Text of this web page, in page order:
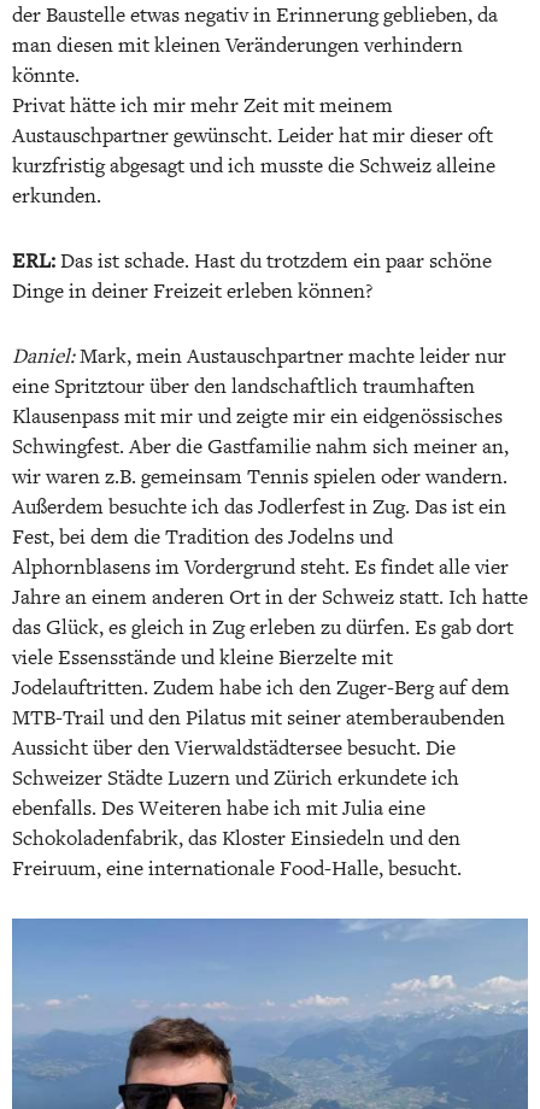
der Baustelle etwas negativ in Erinnerung geblieben, da
man diesen mit kleinen Veränderungen verhindern
könnte.
Privat hätte ich mir mehr Zeit mit meinem
Austauschpartner gewünscht. Leider hat mir dieser oft
kurzfristig abgesagt und ich musste die Schweiz alleine
erkunden.
ERL:Das ist schade. Hast du trotzdem ein paar schöne
Dinge in deiner Freizeit erleben können?
Daniel:Mark, mein Austauschpartner machte leider nur
eine Spritztour über den landschaftlich traumhaften
Klausenpass mit mir und zeigte mir ein eidgenössisches
Schwingfest. Aber die Gastfamilie nahm sich meiner an,
wir waren z.B. gemeinsam Tennis spielen oder wandern.
Außerdem besuchte ich das Jodlerfest in Zug. Das ist ein
Fest, bei dem die Tradition des Jodelns und
Alphornblasens im Vordergrund steht. Es findet alle vier
Jahre an einem anderen Ort in der Schweiz statt. Ich hatte
das Glück, es gleich in Zug erleben zu dürfen. Es gab dort
viele Essensstände und kleine Bierzelte mit
Jodelauftritten. Zudem habe ich den Zuger-Berg auf dem
MTB-Trail und den Pilatus mit seiner atemberaubenden
Aussicht über den Vierwaldstädtersee besucht. Die
Schweizer Städte Luzern und Zürich erkundete ich
ebenfalls. Des Weiteren habe ich mit Julia eine
Schokoladenfabrik, das Kloster Einsiedeln und den
Freiruum, eine internationale Food-Halle, besucht.